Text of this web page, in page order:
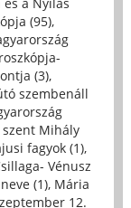
(95),
(3),
szembenáll
Mihály
fagyok (1),
Vénusz
(1), Mária
12.